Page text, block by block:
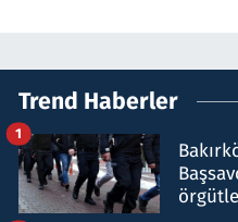
Trend Haberler
1